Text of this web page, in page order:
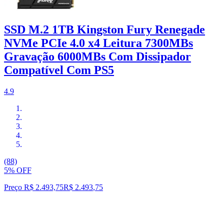
SSD M.2 1TB Kingston Fury Renegade
NVMe PCIe 4.0 x4 Leitura 7300MBs
Gravação 6000MBs Com Dissipador
Compatível Com PS5
4.9
(88)
5% OFF
Preço R$ 2.493,75R$ 2.493,75